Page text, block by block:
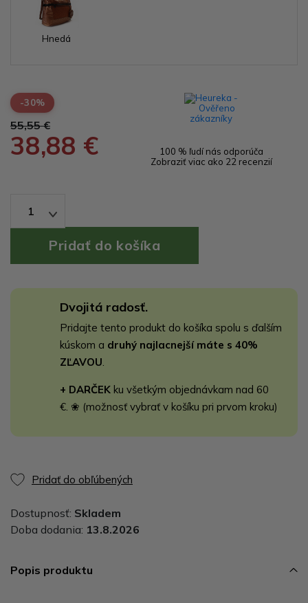
Hnedá
-30%
55,55 €
38,88 €
100 % ľudí nás odporúča
Zobraziť viac ako 22 recenzií
1
Dvojitá radosť.
Pridajte tento produkt do košíka spolu s ďalším
kúskom a druhý najlacnejší máte s 40%
ZĽAVOU
+ DARČEK ku všetkým objednávkam nad 60
€. ❀ (možnosť vybrať v košíku pri prvom kroku)
Pridať do obľúbených
Dostupnosť: Skladem
Doba dodania: 13.8.2026
Popis produktu